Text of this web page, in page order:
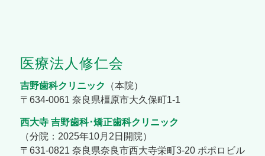
医療法人修仁会
吉野歯科クリニック （本院）
〒634-0061 奈良県橿原市大久保町1-1
西大寺 吉野歯科･矯正歯科クリニック
（分院：2025年10月2日開院）
〒631-0821 奈良県奈良市西大寺栄町3-20 ポポロビル